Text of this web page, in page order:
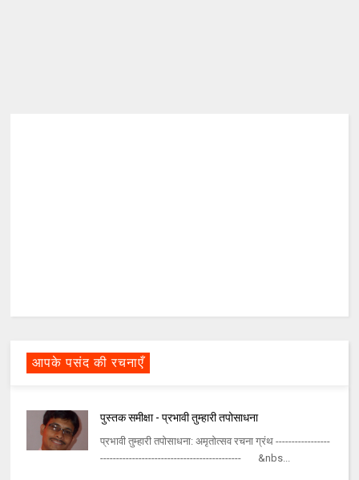
आपके पसंद की रचनाएँ
पुस्तक समीक्षा - प्रभावी तुम्हारी तपोसाधना
प्रभावी तुम्हारी तपोसाधना: अमृतोत्सव रचना ग्रंथ -----------------
-------------------------------------------- &nbs...